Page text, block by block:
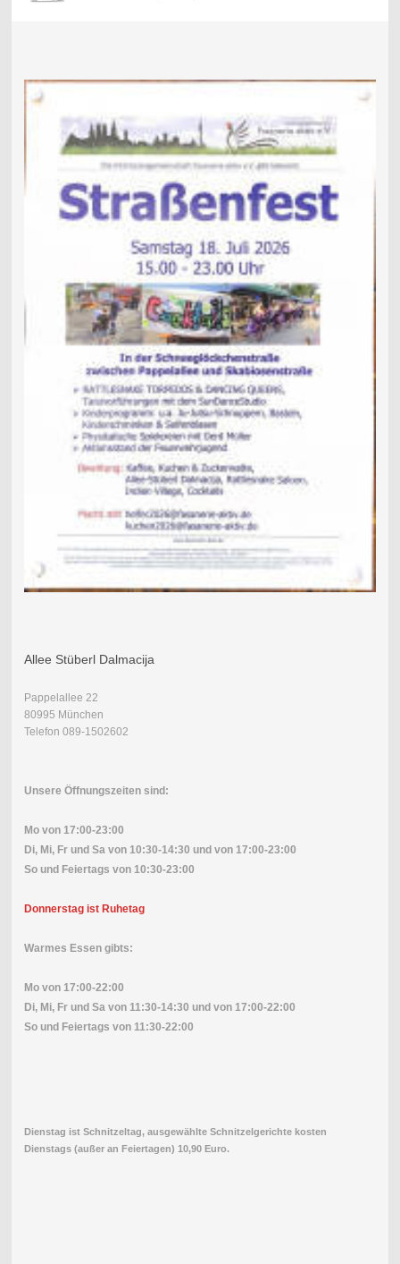
Allee Stüberl Dalmacija
Pappelallee 22
80995 München
Telefon 089-1502602
Unsere Öffnungszeiten sind:
Mo von 17:00-23:00
Di, Mi, Fr und Sa von 10:30-14:30 und von 17:00-23:00
So und Feiertags von 10:30-23:00
Donnerstag ist Ruhetag
Warmes Essen gibts:
Mo von 17:00-22:00
Di, Mi, Fr und Sa von 11:30-14:30 und von 17:00-22:00
So und Feiertags von 11:30-22:00
Dienstag ist Schnitzeltag, ausgewählte Schnitzelgerichte kosten
Dienstags (außer an Feiertagen) 10,90 Euro.